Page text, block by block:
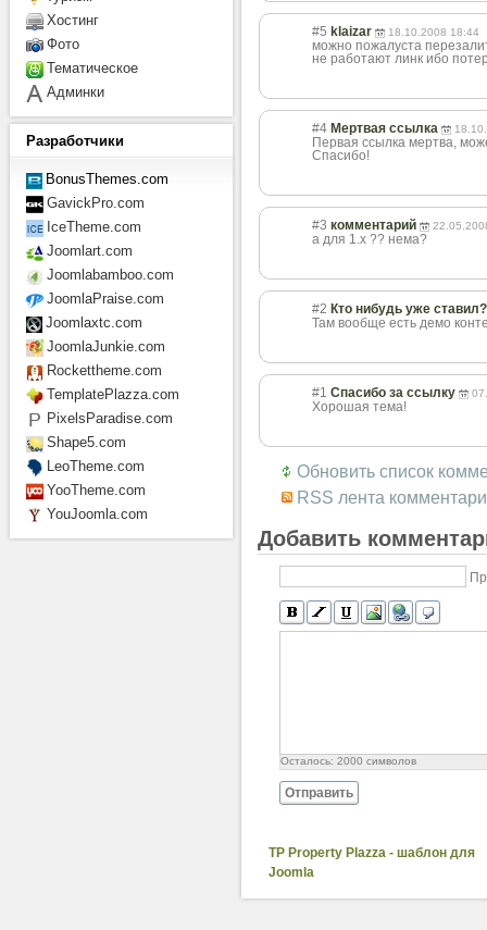
#5 klaizar 18.10.2008 18:44
можно пожалуста
не работают линк ибо
#4 Мертвая ссылка
Первая ссылка мертва,
Спасибо!
#3 комментарий
а для 1.х ?? нема?
#2 Кто нибудь уже
Там вообще есть демо
#1 Спасибо за ссылку
Хорошая тема!
Обновить список
RSS лента
Добавить
Осталось: 2000 символов
Отправить
TP Property Plazza - шаблон для
Joomla
Хостинг
Фото
Тематическое
Админки
Разработчики
BonusThemes.com
GavickPro.com
IceTheme.com
Joomlart.com
Joomlabamboo.com
JoomlaPraise.com
Joomlaxtc.com
JoomlaJunkie.com
Rockettheme.com
TemplatePlazza.com
PixelsParadise.com
Shape5.com
LeoTheme.com
YooTheme.com
YouJoomla.com